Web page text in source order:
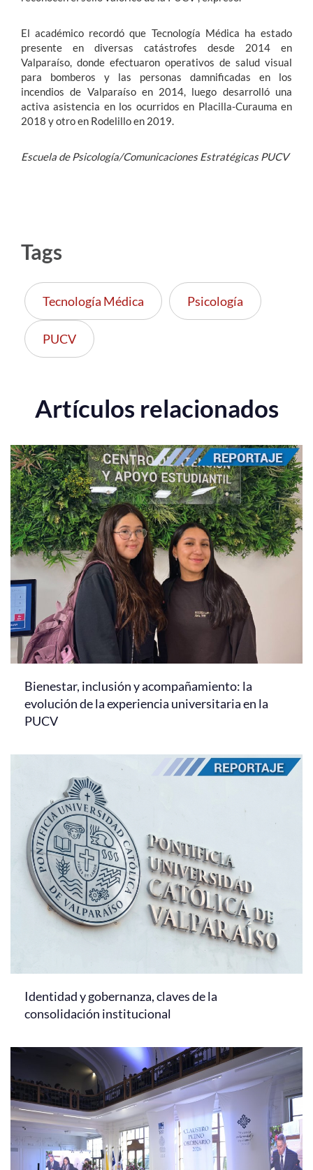
El académico recordó que Tecnología Médica ha estado
presente en diversas catástrofes desde 2014 en
Valparaíso, donde efectuaron operativos de salud visual
para bomberos y las personas damnificadas en los
incendios de Valparaíso en 2014, luego desarrolló una
activa asistencia en los ocurridos en Placilla-Curauma en
2018 y otro en Rodelillo en 2019.
Escuela de Psicología/Comunicaciones Estratégicas PUCV
Tags
Tecnología Médica Psicología
PUCV
Artículos relacionados
Bienestar, inclusión y acompañamiento: la
evolución de la experiencia universitaria en la
PUCV
Identidad y gobernanza, claves de la
consolidación institucional